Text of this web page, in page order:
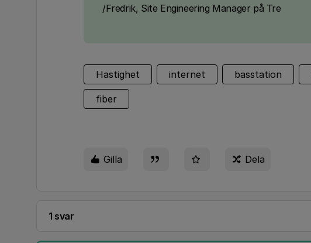
/Fredrik, Site Engineering Manager på Tre
Hastighet internet basstation
fiber
Gilla Dela
1 svar